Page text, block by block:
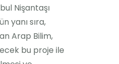
Nişantaşı
yanı sıra,
Arap Bilim,
bu proje ile